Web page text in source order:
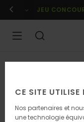
l'information
Se connecter /
JEU
CE SITE UTILISE
Nos partenaires et
une technologie